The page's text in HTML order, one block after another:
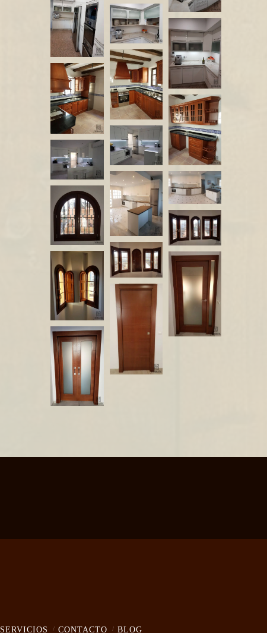
SERVICIOS CONTACTO BLOG